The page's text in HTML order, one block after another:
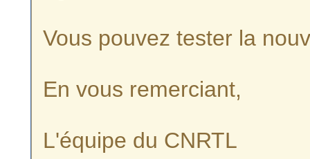
Vous pouvez tester la
En vous remerciant,
L'équipe du CNRTL